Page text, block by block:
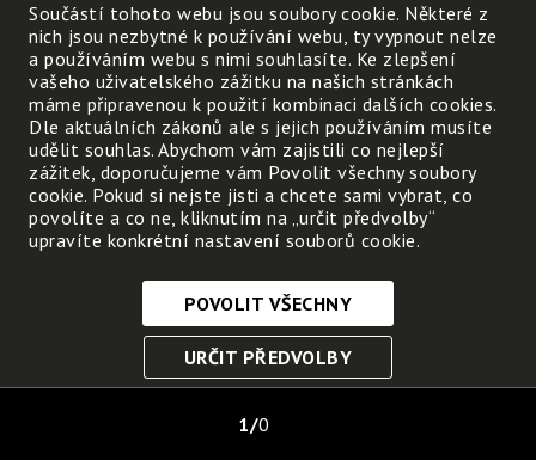
1 0
Součástí tohoto webu jsou soubory cookie. Některé z
nich jsou nezbytné k používání webu, ty vypnout nelze
a používáním webu s nimi souhlasíte. Ke zlepšení
vašeho uživatelského zážitku na našich stránkách
máme připravenou k použití kombinaci dalších cookies.
Dle aktuálních zákonů ale s jejich používáním musíte
udělit souhlas. Abychom vám zajistili co nejlepší
zážitek, doporučujeme vám Povolit všechny soubory
cookie. Pokud si nejste jisti a chcete sami vybrat, co
povolíte a co ne, kliknutím na „určit předvolby“
upravíte konkrétní nastavení souborů cookie.
Nezbytně nutné cookies
Tyto soubory cookie jsou nezbytné, abyste se mohli
funkce. Bez těchto cookies by webové stránky
POVOLIT VŠECHNY
URČIT PŘEDVOLBY